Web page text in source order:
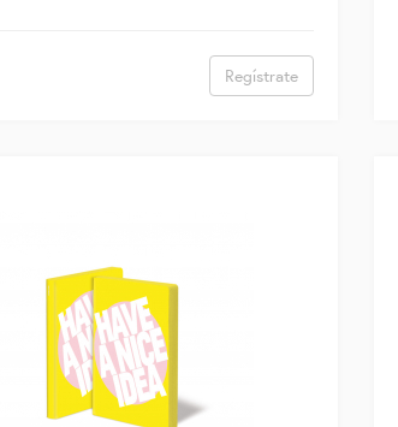
Regístrate